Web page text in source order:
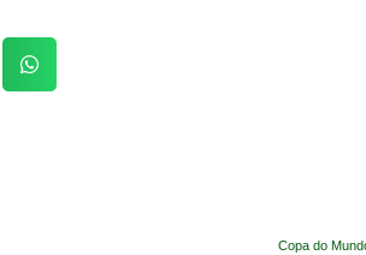
Copa do